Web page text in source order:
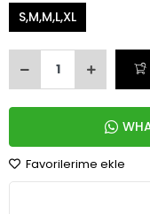
S,M,M,L,XL
Favorilerime ekle